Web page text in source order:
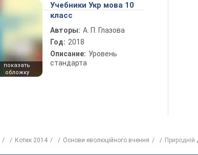
показать
обложку
Учебники Укр мова 10
класс
Авторы: А. П. Глазова
Год: 2018
Описание: Уровень
стандарта
Котик 2014 Основи еволюційного вчення Природній